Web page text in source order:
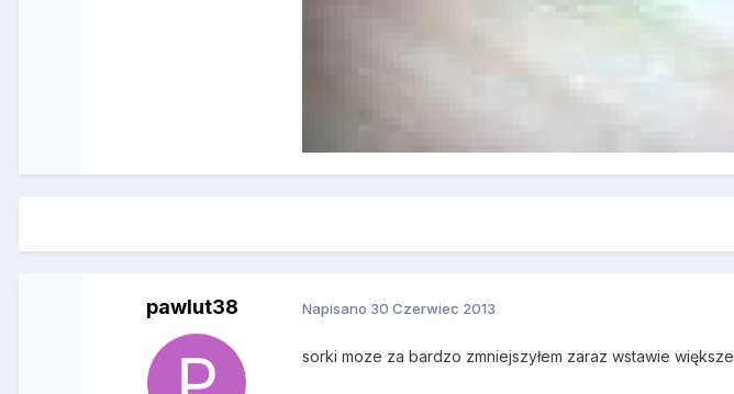
pawlut38 Napisano 30 Czerwiec 2013
sorki moze za bardzo zmniejszyłem zaraz wstawie większe